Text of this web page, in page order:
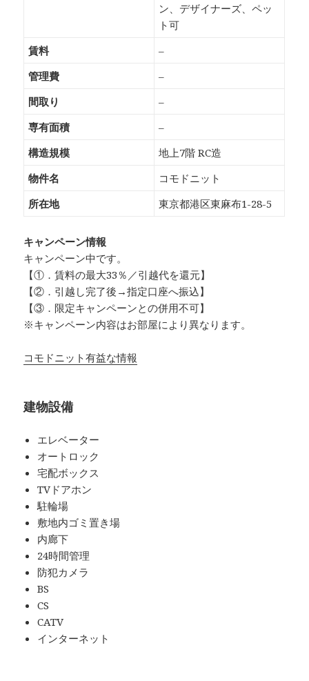
ン、デザイナーズ、ペッ
ト可
賃料
–
管理費
–
間取り
–
専有面積
–
構造規模
地上7階 RC造
物件名
コモドニット
所在地
東京都港区東麻布1-28-5
キャンペーン情報
キャンペーン中です。
【①．賃料の最大33％／引越代を還元】
【②．引越し完了後→指定口座へ振込】
【③．限定キャンペーンとの併用不可】
※キャンペーン内容はお部屋により異なります。
コモドニット有益な情報
建物設備
エレベーター
オートロック
宅配ボックス
TVドアホン
駐輪場
敷地内ゴミ置き場
内廊下
24時間管理
防犯カメラ
BS
CS
CATV
インターネット